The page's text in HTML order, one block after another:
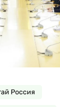
Россия